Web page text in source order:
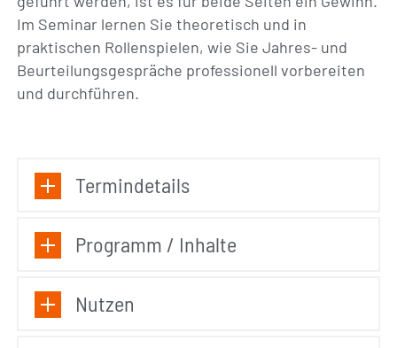
Im Seminar lernen Sie theoretisch und in
praktischen Rollenspielen, wie Sie Jahres- und
Beurteilungsgespräche professionell vorbereiten
und durchführen.
Termindetails
Programm / Inhalte
Nutzen